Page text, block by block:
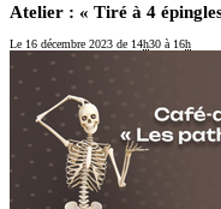
Atelier : « Tiré à 4
Le 16 décembre 2023 de 14h30 à 16h